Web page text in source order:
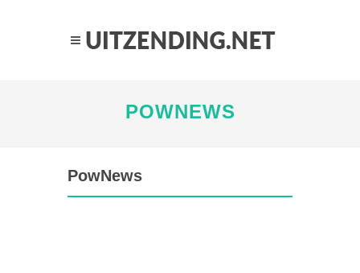
POWNEWS
PowNews